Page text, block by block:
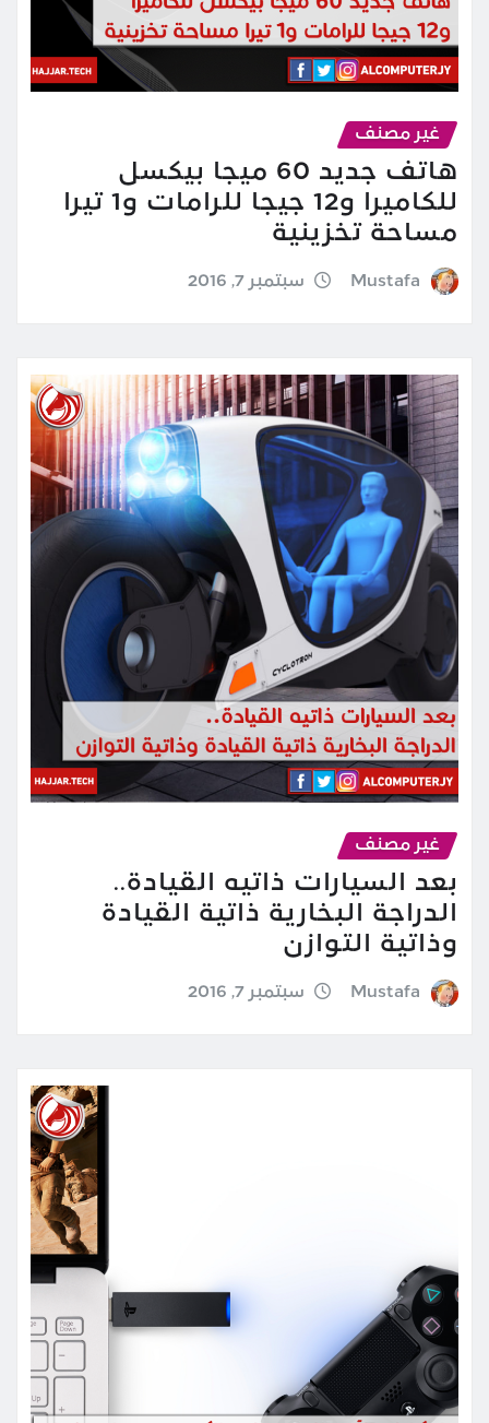
غير مصنف
هاتف جديد 60 ميجا بيكسل
للكاميرا و12 جيجا للرامات و1 تيرا
مساحة تخزينية
Mustafa سبتمبر 7, 2016
غير مصنف
بعد السيارات ذاتيه القيادة..
الدراجة البخارية ذاتية القيادة
وذاتية التوازن
Mustafa سبتمبر 7, 2016